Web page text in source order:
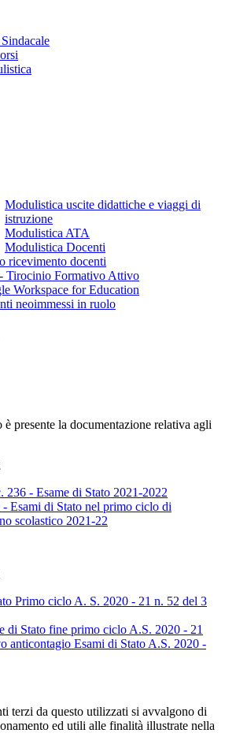
Modulistica uscite didattiche e viaggi di
istruzione
Modulistica ATA
Modulistica Docenti
ricevimento docenti
Tirocinio Formativo Attivo
Workspace for Education
neoimmessi in ruolo
è presente la documentazione relativa agli
236 - Esame di Stato 2021-2022
Esami di Stato nel primo ciclo di
scolastico 2021-22
Primo ciclo A. S. 2020 - 21 n. 52 del 3
di Stato fine primo ciclo A.S. 2020 - 21
anticontagio Esami di Stato A.S. 2020 -
terzi da questo utilizzati si avvalgono di
ed utili alle finalità illustrate nella